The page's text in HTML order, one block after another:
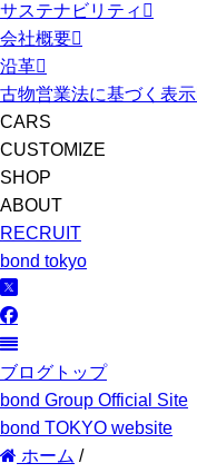
サステナビリティ
会社概要
沿革
古物営業法に基づく表示
CARS
CUSTOMIZE
SHOP
ABOUT
RECRUIT
bond tokyo
ブログトップ
bond Group Official Site
bond TOKYO website
ホーム /